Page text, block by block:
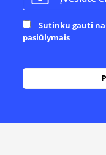
Sutinku gauti
pasiūlymais